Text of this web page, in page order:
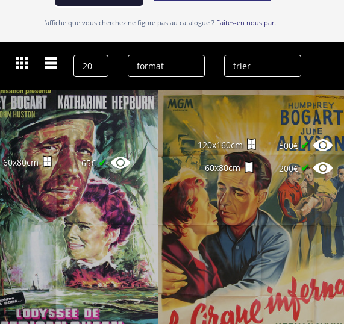
L’affiche que vous cherchez ne figure pas au catalogue ? Faites-en nous part
Humphrey Bogart
effacer l’historique
60x80cm 65€✔
120x160cm 500€✔
60x80cm 200€✔